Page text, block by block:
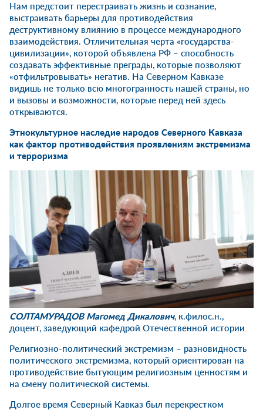
Нам предстоит перестраивать жизнь и сознание,
выстраивать барьеры для противодействия
деструктивному влиянию в процессе международного
взаимодействия. Отличительная черта «государства-
цивилизации», которой объявлена РФ – способность
создавать эффективные преграды, которые позволяют
«отфильтровывать» негатив. На Северном Кавказе
видишь не только всю многогранность нашей страны, но
и вызовы и возможности, которые перед ней здесь
открываются.
Этнокультурное наследие народов Северного Кавказа
как фактор противодействия проявлениям экстремизма
и терроризма
СОЛТАМУРАДОВ Магомед Дикалович, к.филос.н.,
доцент, заведующий кафедрой Отечественной истории
Религиозно-политический экстремизм – разновидность
политического экстремизма, который ориентирован на
противодействие бытующим религиозным ценностям и
на смену политической системы.
Долгое время Северный Кавказ был перекрестком